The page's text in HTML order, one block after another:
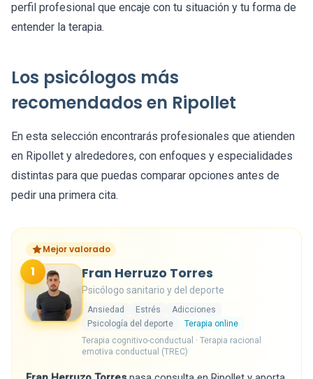
perfil profesional que encaje con tu situación y tu forma de
entender la terapia.
Los psicólogos más
recomendados en Ripollet
En esta selección encontrarás profesionales que atienden
en Ripollet y alrededores, con enfoques y especialidades
distintas para que puedas comparar opciones antes de
pedir una primera cita.
Mejor valorado
1 Fran Herruzo Torres
Psicólogo sanitario y del deporte
Ansiedad Estrés
Adicciones
Psicología del deporte
Terapia online
Terapia cognitivo-conductual · Terapia racional
emotiva conductual (TREC)